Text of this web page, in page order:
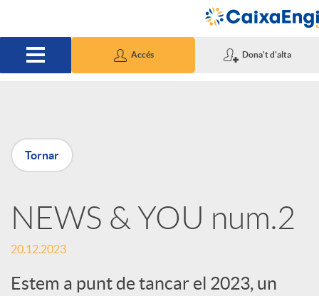
Accés Dona't d'alta
P
u
b
l
Tornar
NEWS & YOU num.2
20.12.2023
Estem a punt de tancar el 2023, un